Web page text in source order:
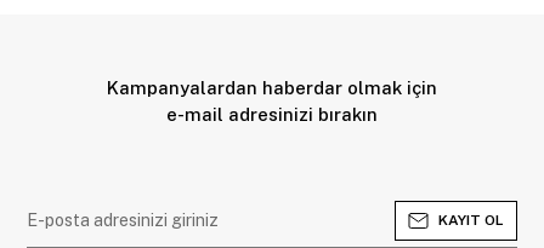
Kampanyalardan haberdar olmak için
e-mail adresinizi bırakın
KAYIT OL